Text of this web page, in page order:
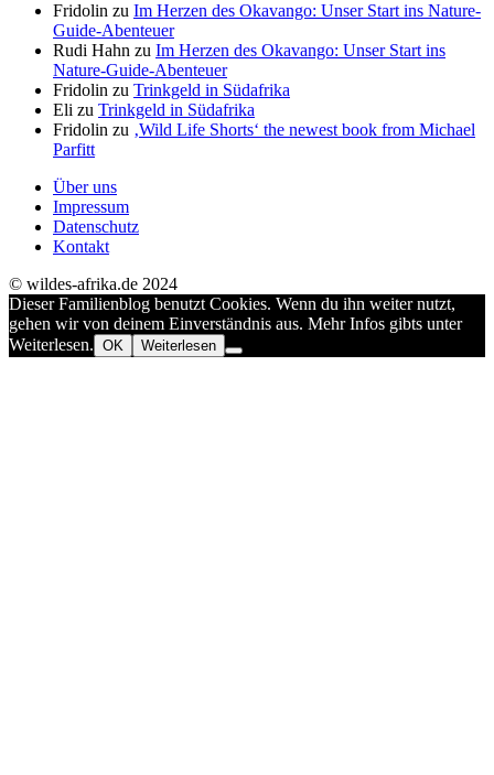
Fridolin zu Im Herzen des Okavango: Unser Start ins Nature-
Guide-Abenteuer
Rudi Hahn zu Im Herzen des Okavango: Unser Start ins
Nature-Guide-Abenteuer
Fridolin zu Trinkgeld in Südafrika
Eli zu Trinkgeld in Südafrika
Fridolin zu ‚Wild Life Shorts‘ the newest book from Michael
Parfitt
Über uns
Impressum
Datenschutz
Kontakt
© wildes-afrika.de 2024
Dieser Familienblog benutzt Cookies. Wenn du ihn weiter nutzt,
gehen wir von deinem Einverständnis aus. Mehr Infos gibts unter
Weiterlesen. OK Weiterlesen